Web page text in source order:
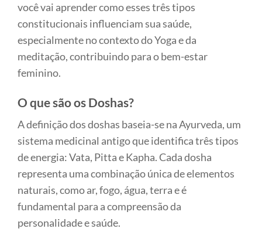
você vai aprender como esses três tipos
constitucionais influenciam sua saúde,
especialmente no contexto do Yoga e da
meditação, contribuindo para o bem-estar
feminino.
O que são os Doshas?
A definição dos doshas baseia-se na Ayurveda, um
sistema medicinal antigo que identifica três tipos
de energia: Vata, Pitta e Kapha. Cada dosha
representa uma combinação única de elementos
naturais, como ar, fogo, água, terra e é
fundamental para a compreensão da
personalidade e saúde.